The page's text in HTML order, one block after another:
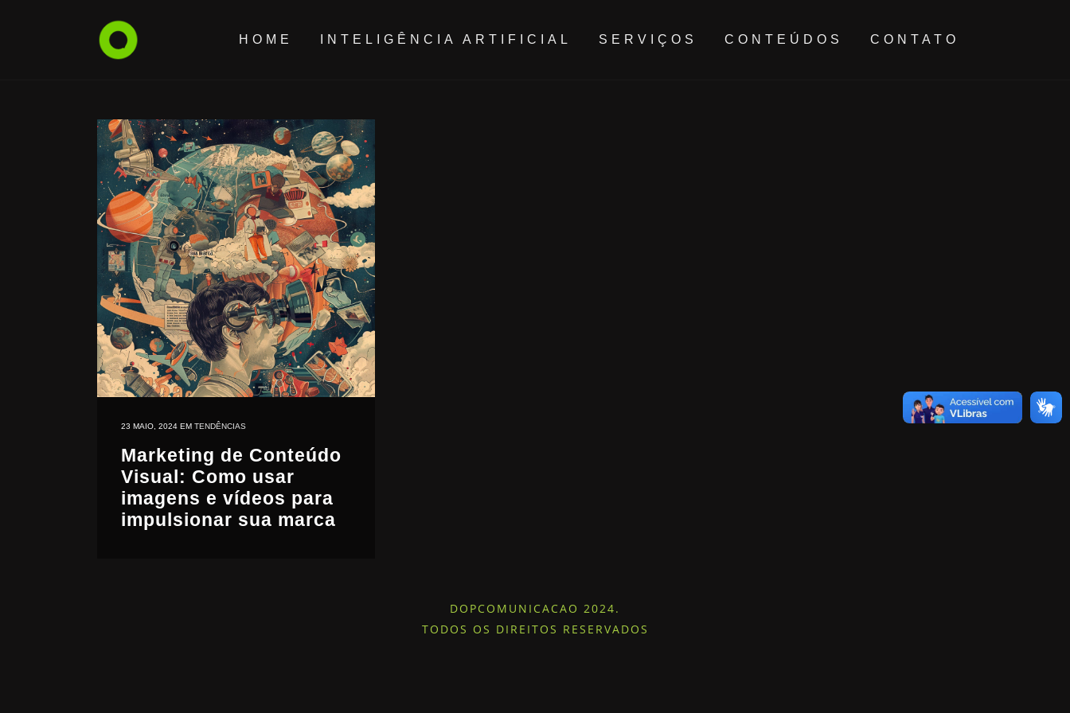
HOME INTELIGÊNCIA ARTIFICIAL SERVIÇOS CONTEÚDOS CONTATO
23 MAIO, 2024 EM TENDÊNCIAS
Marketing de Conteúdo
Visual: Como usar
imagens e vídeos para
impulsionar sua marca
DOPCOMUNICACAO 2024.
TODOS OS DIREITOS RESERVADOS